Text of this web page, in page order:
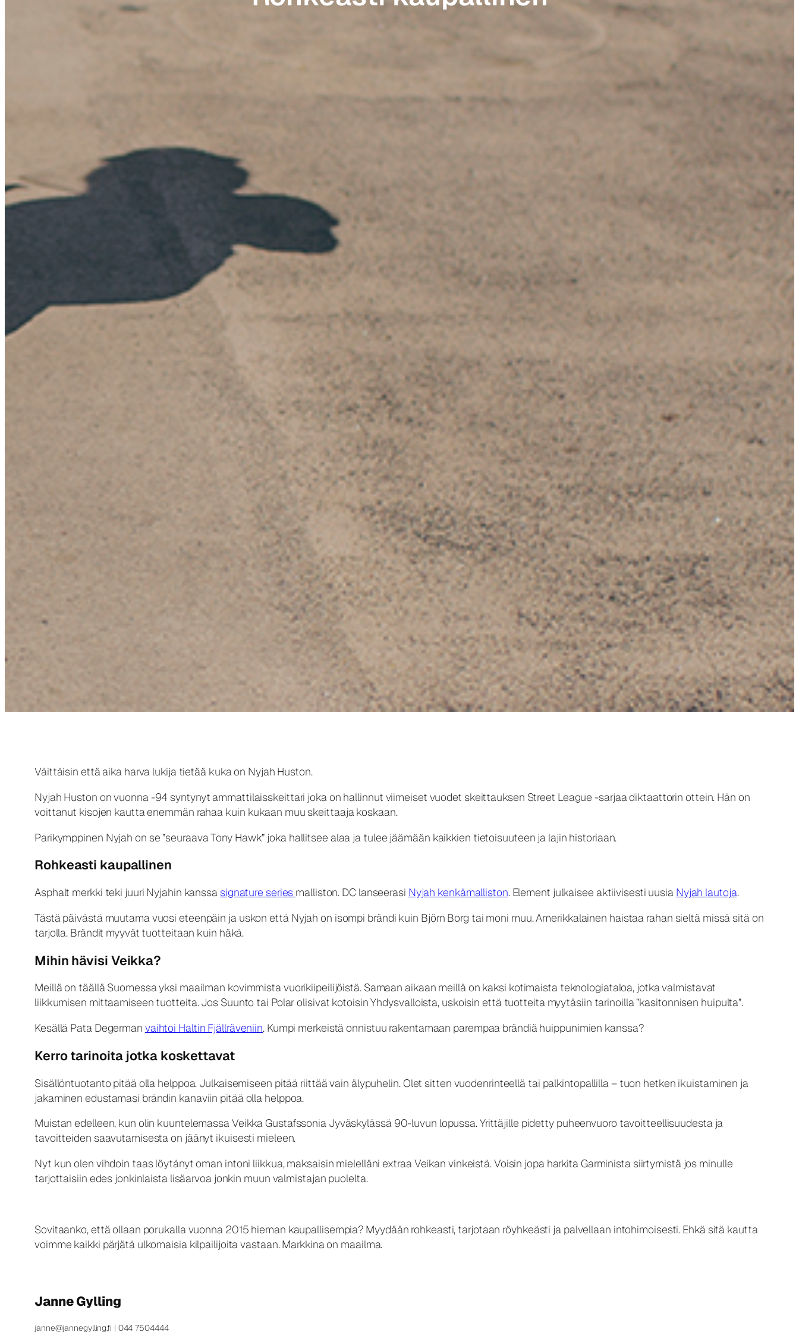
Väittäisin että aika harva lukija tietää kuka on Nyjah Huston.
Nyjah Huston on vuonna -94 syntynyt ammattilaisskeittari joka on hallinnut viimeiset vuodet skeittauksen Street League -sarjaa diktaattorin ottein. Hän on
voittanut kisojen kautta enemmän rahaa kuin kukaan muu skeittaaja koskaan.
Parikymppinen Nyjah on se ”seuraava Tony Hawk” joka hallitsee alaa ja tulee jäämään kaikkien tietoisuuteen ja lajin historiaan.
Rohkeasti kaupallinen
Asphalt merkki teki juuri Nyjahin kanssa signature series malliston. DC lanseerasi Nyjah kenkämalliston. Element julkaisee aktiivisesti uusia Nyjah lautoja.
Tästä päivästä muutama vuosi eteenpäin ja uskon että Nyjah on isompi brändi kuin Björn Borg tai moni muu. Amerikkalainen haistaa rahan sieltä missä sitä on
tarjolla. Brändit myyvät tuotteitaan kuin häkä.
Mihin hävisi Veikka?
Meillä on täällä Suomessa yksi maailman kovimmista vuorikiipeilijöistä. Samaan aikaan meillä on kaksi kotimaista teknologiataloa, jotka valmistavat
liikkumisen mittaamiseen tuotteita. Jos Suunto tai Polar olisivat kotoisin Yhdysvalloista, uskoisin että tuotteita myytäsiin tarinoilla ”kasitonnisen huipulta”.
Kesällä Pata Degerman vaihtoi Haltin Fjällräveniin. Kumpi merkeistä onnistuu rakentamaan parempaa brändiä huippunimien kanssa?
Kerro tarinoita jotka koskettavat
Sisällöntuotanto pitää olla helppoa. Julkaisemiseen pitää riittää vain älypuhelin. Olet sitten vuodenrinteellä tai palkintopallilla – tuon hetken ikuistaminen ja
jakaminen edustamasi brändin kanaviin pitää olla helppoa.
Muistan edelleen, kun olin kuuntelemassa Veikka Gustafssonia Jyväskylässä 90-luvun lopussa. Yrittäjille pidetty puheenvuoro tavoitteellisuudesta ja
tavoitteiden saavutamisesta on jäänyt ikuisesti mieleen.
Nyt kun olen vihdoin taas löytänyt oman intoni liikkua, maksaisin mielelläni extraa Veikan vinkeistä. Voisin jopa harkita Garminista siirtymistä jos minulle
tarjottaisiin edes jonkinlaista lisäarvoa jonkin muun valmistajan puolelta.
Sovitaanko, että ollaan porukalla vuonna 2015 hieman kaupallisempia? Myydään rohkeasti, tarjotaan röyhkeästi ja palvellaan intohimoisesti. Ehkä sitä kautta
voimme kaikki pärjätä ulkomaisia kilpailijoita vastaan. Markkina on maailma.
Janne Gylling
janne@jannegylling.fi | 044 7504444